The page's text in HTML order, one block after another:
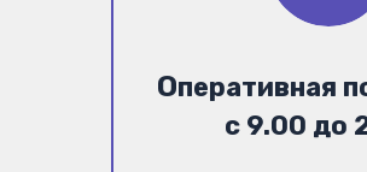
Оперативная
с 9.00 до